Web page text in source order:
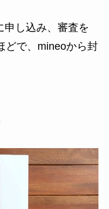
申し込み、審査を
どで、mineoから封